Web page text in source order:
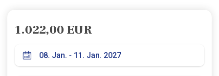
1.022,00 EUR